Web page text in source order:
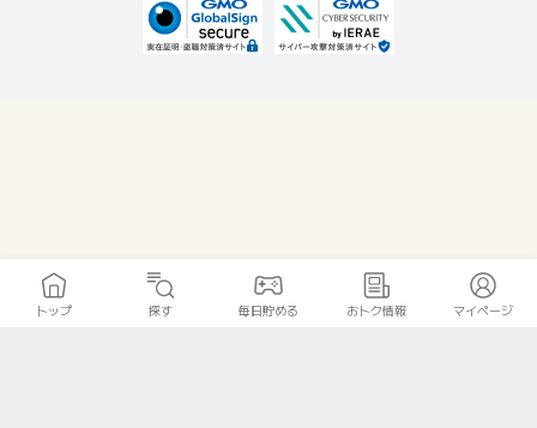
トップ 探す 毎日貯める おトク情報 マイページ